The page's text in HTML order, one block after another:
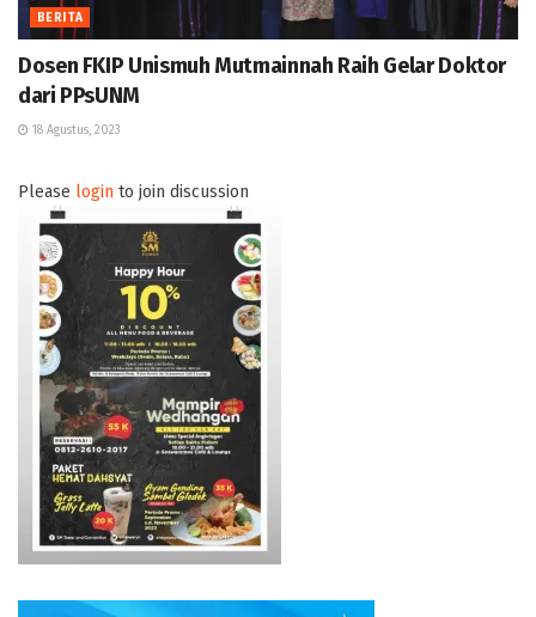
BERITA
Dosen FKIP Unismuh Mutmainnah Raih Gelar Doktor
dari PPsUNM
18 Agustus, 2023
Please login to join discussion